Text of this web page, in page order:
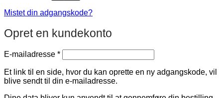
Mistet din adgangskode?
Opret en kundekonto
E-mailadresse *Påkrævet
Et link til en side, hvor du kan oprette en ny adgangskode, vil
blive sendt til din e-mailadresse.